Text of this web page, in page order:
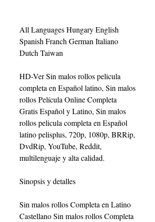
All Languages Hungary English
Spanish Franch German Italiano
Dutch Taiwan
HD-Ver Sin malos rollos pelicula
completa en Español latino, Sin malos
rollos Película Online Completa
Gratis Español y Latino, Sin malos
rollos pelicula completa en Español
latino pelisplus, 720p, 1080p, BRRip,
DvdRip, YouTube, Reddit,
multilenguaje y alta calidad.
Sinopsis y detalles
Sin malos rollos Completa en Latino
Castellano Sin malos rollos Completa